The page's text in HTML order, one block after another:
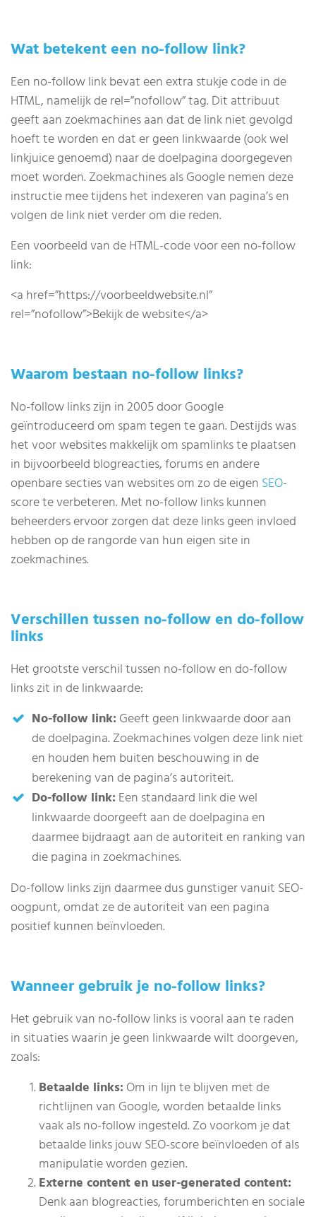
Wat betekent een no-follow link?
Een no-follow link bevat een extra stukje code in de
HTML, namelijk de rel=”nofollow” tag. Dit attribuut
geeft aan zoekmachines aan dat de link niet gevolgd
hoeft te worden en dat er geen linkwaarde (ook wel
linkjuice genoemd) naar de doelpagina doorgegeven
moet worden. Zoekmachines als Google nemen deze
instructie mee tijdens het indexeren van pagina’s en
volgen de link niet verder om die reden.
Een voorbeeld van de HTML-code voor een no-follow
link:
<a href=”https://voorbeeldwebsite.nl”
rel=”nofollow”>Bekijk de website</a>
Waarom bestaan no-follow links?
No-follow links zijn in 2005 door Google
geïntroduceerd om spam tegen te gaan. Destijds was
het voor websites makkelijk om spamlinks te plaatsen
in bijvoorbeeld blogreacties, forums en andere
openbare secties van websites om zo de eigen SEO-
score te verbeteren. Met no-follow links kunnen
beheerders ervoor zorgen dat deze links geen invloed
hebben op de rangorde van hun eigen site in
zoekmachines.
Verschillen tussen no-follow en do-follow
links
Het grootste verschil tussen no-follow en do-follow
links zit in de linkwaarde:
No-follow link: Geeft geen linkwaarde door aan
de doelpagina. Zoekmachines volgen deze link niet
en houden hem buiten beschouwing in de
berekening van de pagina’s autoriteit.
Do-follow link: Een standaard link die wel
linkwaarde doorgeeft aan de doelpagina en
daarmee bijdraagt aan de autoriteit en ranking van
die pagina in zoekmachines.
Do-follow links zijn daarmee dus gunstiger vanuit SEO-
oogpunt, omdat ze de autoriteit van een pagina
positief kunnen beïnvloeden.
Wanneer gebruik je no-follow links?
Het gebruik van no-follow links is vooral aan te raden
in situaties waarin je geen linkwaarde wilt doorgeven,
zoals:
Betaalde links: Om in lijn te blijven met de
richtlijnen van Google, worden betaalde links
vaak als no-follow ingesteld. Zo voorkom je dat
betaalde links jouw SEO-score beïnvloeden of als
manipulatie worden gezien.
Externe content en user-generated content:
Denk aan blogreacties, forumberichten en sociale